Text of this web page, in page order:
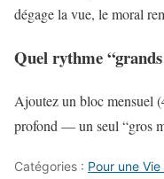
dégage la vue, le moral
Quel rythme “grands
Ajoutez un bloc mensuel
profond — un seul “gros
Catégories : Pour une